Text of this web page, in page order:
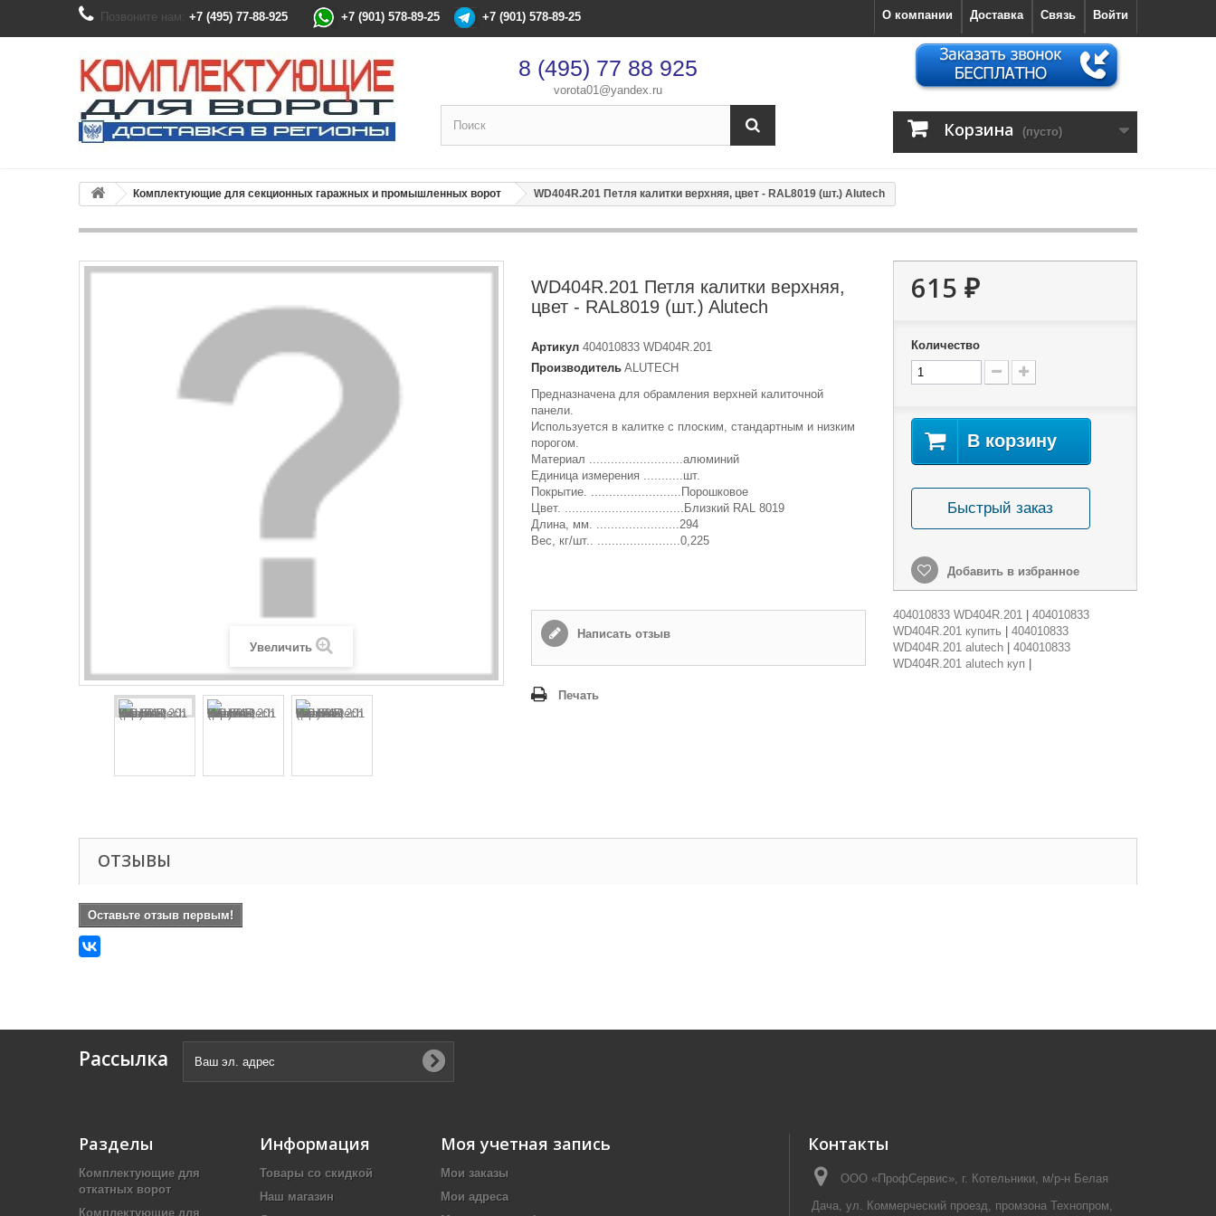
Позвоните нам: +7 (495) 77-88-925 +7 (901) 578-89-25 +7 (901) 578-89-25 Войти
Связь
Доставка
О компании
8 (495) 77 88 925
vorota01@yandex.ru
Корзина (пусто)
Комплектующие для секционных гаражных и промышленных ворот WD404R.201 Петля калитки верхняя, цвет - RAL8019 (шт.) Alutech
Увеличить
WD404R.201 Петля калитки верхняя,
цвет - RAL8019 (шт.) Alutech
Артикул 404010833 WD404R.201
Производитель ALUTECH
Предназначена для обрамления верхней калиточной
панели.
Используется в калитке с плоским, стандартным и низким
порогом.
Материал ..........................алюминий
Единица измерения ...........шт.
Покрытие. .........................Порошковое
Цвет. .................................Близкий RAL 8019
Длина, мм. .......................294
Вес, кг/шт.. .......................0,225
Написать отзыв
Печать
615 ₽
Количество
В корзину
Быстрый заказ
Добавить в избранное
404010833 WD404R.201| 404010833
WD404R.201 купить
404010833
WD404R.201 alutech| 404010833
WD404R.201 alutech куп
ОТЗЫВЫ
Оставьте отзыв первым!
Рассылка
Разделы
Комплектующие для
откатных ворот
Комплектующие для
Информация
Товары со скидкой
Наш магазин
Моя учетная запись
Мои заказы
Мои адреса
Контакты
ООО «ПрофСервис», г. Котельники, м/р-н Белая
Дача, ул. Коммерческий проезд, промзона Технопром,
Оформление заказа ×
После оформления заказа с вами свяжется менеджер
Способ доставки*
Время доставки: стоимость доставки по тарифам СДЭК
оплачивается при получении
Адрес если нужен
Отправить